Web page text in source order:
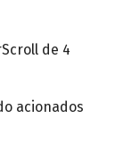
de 4
acionados